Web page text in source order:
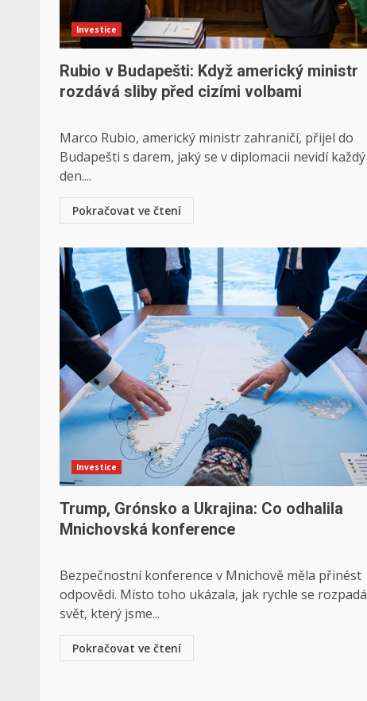
Investice
Rubio v Budapešti: Když americký ministr
rozdává sliby před cizími volbami
Marco Rubio, americký ministr zahraničí, přijel do
Budapešti s darem, jaký se v diplomacii nevidí každý
den....
Pokračovat ve čtení
Investice
Trump, Grónsko a Ukrajina: Co odhalila
Mnichovská konference
Bezpečnostní konference v Mnichově měla přinést
odpovědi. Místo toho ukázala, jak rychle se rozpadá
svět, který jsme...
Pokračovat ve čtení